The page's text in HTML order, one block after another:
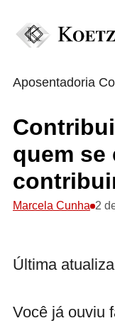
Aposentadoria
quem se
Marcela Cunha 2
Última
Você já ouviu